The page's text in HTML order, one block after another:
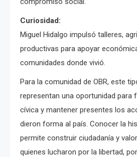
Curiosidad:
Miguel Hidalgo impulsó talleres,
productivas para apoyar
comunidades donde vivió.
Para la comunidad de OBR, este
representan una oportunidad para
cívica y mantener presentes los
dieron forma al país. Conocer la
permite construir ciudadanía y
quienes lucharon por la libertad,